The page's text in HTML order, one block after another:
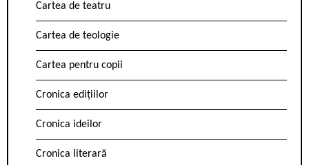
Cartea de teatru
Cartea de teologie
Cartea pentru copii
Cronica edițiilor
Cronica ideilor
Cronica literară